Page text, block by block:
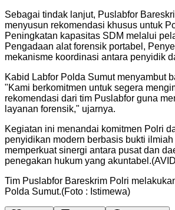
Sebagai tindak lanjut, Puslabfor
menyusun rekomendasi khusus untuk
Peningkatan kapasitas SDM melalui
Pengadaan alat forensik portabel,
mekanisme koordinasi antara penyidik
Kabid Labfor Polda Sumut menyambut
"Kami berkomitmen untuk segera
rekomendasi dari tim Puslabfor guna
layanan forensik," ujarnya.
Kegiatan ini menandai komitmen Polri
penyidikan modern berbasis bukti
memperkuat sinergi antara pusat dan
penegakan hukum yang
Tim Puslabfor Bareskrim Polri
Polda Sumut.(Foto : Istimewa)